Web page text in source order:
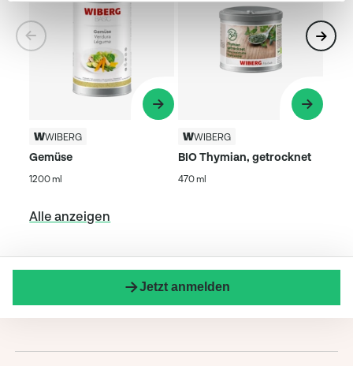
WIBERG
Gemüse
1200 ml
WIBERG
BIO Thymian, getrocknet
470 ml
Alle anzeigen
Jetzt anmelden